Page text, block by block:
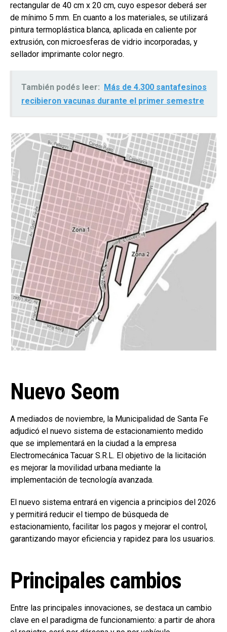
rectangular de 40 cm x 20 cm, cuyo espesor deberá ser
de mínimo 5 mm. En cuanto a los materiales, se utilizará
pintura termoplástica blanca, aplicada en caliente por
extrusión, con microesferas de vidrio incorporadas, y
sellador imprimante color negro.
También podés leer:
Más de 4.300 santafesinos
recibieron vacunas durante el primer semestre
Nuevo Seom
A mediados de noviembre, la Municipalidad de Santa Fe
adjudicó el nuevo sistema de estacionamiento medido
que se implementará en la ciudad a la empresa
Electromecánica Tacuar S.R.L. El objetivo de la licitación
es mejorar la movilidad urbana mediante la
implementación de tecnología avanzada.
El nuevo sistema entrará en vigencia a principios del 2026
y permitirá reducir el tiempo de búsqueda de
estacionamiento, facilitar los pagos y mejorar el control,
garantizando mayor eficiencia y rapidez para los usuarios.
Principales cambios
Entre las principales innovaciones, se destaca un cambio
clave en el paradigma de funcionamiento: a partir de ahora